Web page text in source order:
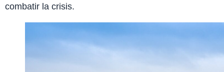
combatir la crisis.